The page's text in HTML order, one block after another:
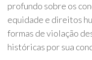
profundo sobre os
equidade e direitos
formas de violação
históricas por sua